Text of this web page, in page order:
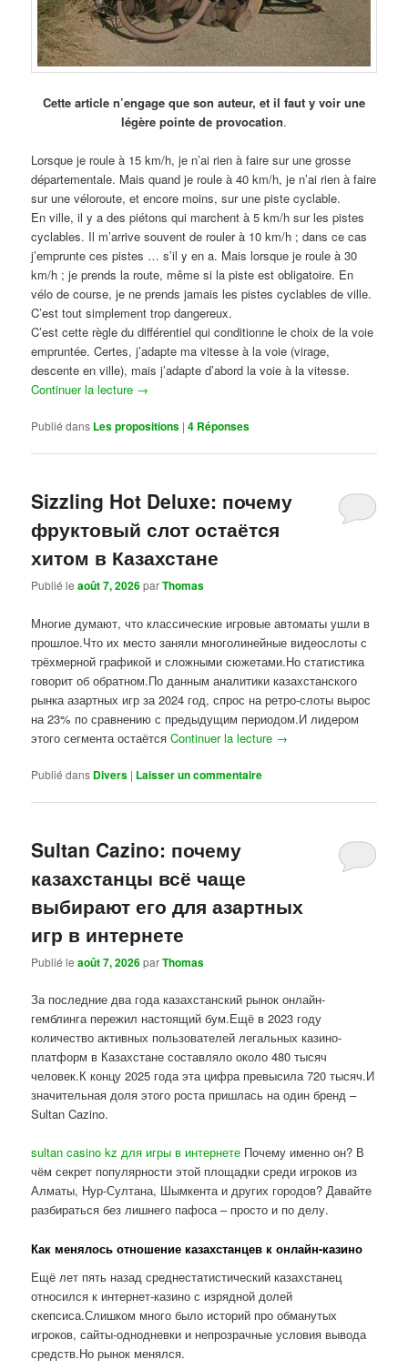
Cette article n’engage que son auteur, et il faut y voir une
légère pointe de provocation.
Lorsque je roule à 15 km/h, je n’ai rien à faire sur une grosse
départementale. Mais quand je roule à 40 km/h, je n’ai rien à faire
sur une véloroute, et encore moins, sur une piste cyclable.
En ville, il y a des piétons qui marchent à 5 km/h sur les pistes
cyclables. Il m’arrive souvent de rouler à 10 km/h ; dans ce cas
j’emprunte ces pistes … s’il y en a. Mais lorsque je roule à 30
km/h ; je prends la route, même si la piste est obligatoire. En
vélo de course, je ne prends jamais les pistes cyclables de ville.
C’est tout simplement trop dangereux.
C’est cette règle du différentiel qui conditionne le choix de la voie
empruntée. Certes, j’adapte ma vitesse à la voie (virage,
descente en ville), mais j’adapte d’abord la voie à la vitesse.
Continuer la lecture →
Publié dans Les propositions |4 Réponses
Sizzling Hot Deluxe: почему
фруктовый слот остаётся
хитом в Казахстане
Publié leaoût 7, 2026parThomas
Многие думают, что классические игровые автоматы ушли в
прошлое.Что их место заняли многолинейные видеослоты с
трёхмерной графикой и сложными сюжетами.Но статистика
говорит об обратном.По данным аналитики казахстанского
рынка азартных игр за 2024 год, спрос на ретро-слоты вырос
на 23% по сравнению с предыдущим периодом.И лидером
этого сегмента остаётсяContinuer la lecture →
Publié dans Divers | Laisser un commentaire
Sultan Cazino: почему
казахстанцы всё чаще
выбирают его для азартных
игр в интернете
Publié leaoût 7, 2026parThomas
За последние два года казахстанский рынок онлайн-
гемблинга пережил настоящий бум.Ещё в 2023 году
количество активных пользователей легальных казино-
платформ в Казахстане составляло около 480 тысяч
человек.К концу 2025 года эта цифра превысила 720 тысяч.И
значительная доля этого роста пришлась на один бренд –
Sultan Cazino.
sultan casino kz для игры в интернете Почему именно он? В
чём секрет популярности этой площадки среди игроков из
Алматы, Нур-Султана, Шымкента и других городов? Давайте
разбираться без лишнего пафоса – просто и по делу.
Как менялось отношение казахстанцев к онлайн-казино
Ещё лет пять назад среднестатистический казахстанец
относился к интернет-казино с изрядной долей
скепсиса.Слишком много было историй про обманутых
игроков, сайты-однодневки и непрозрачные условия вывода
средств.Но рынок менялся.